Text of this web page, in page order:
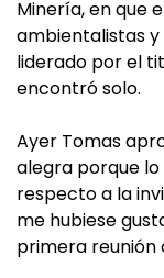
Minería, en que
ambientalistas
liderado por el
encontró solo.
Ayer Tomas
alegra porque lo
respecto a la
me hubiese
primera reunión